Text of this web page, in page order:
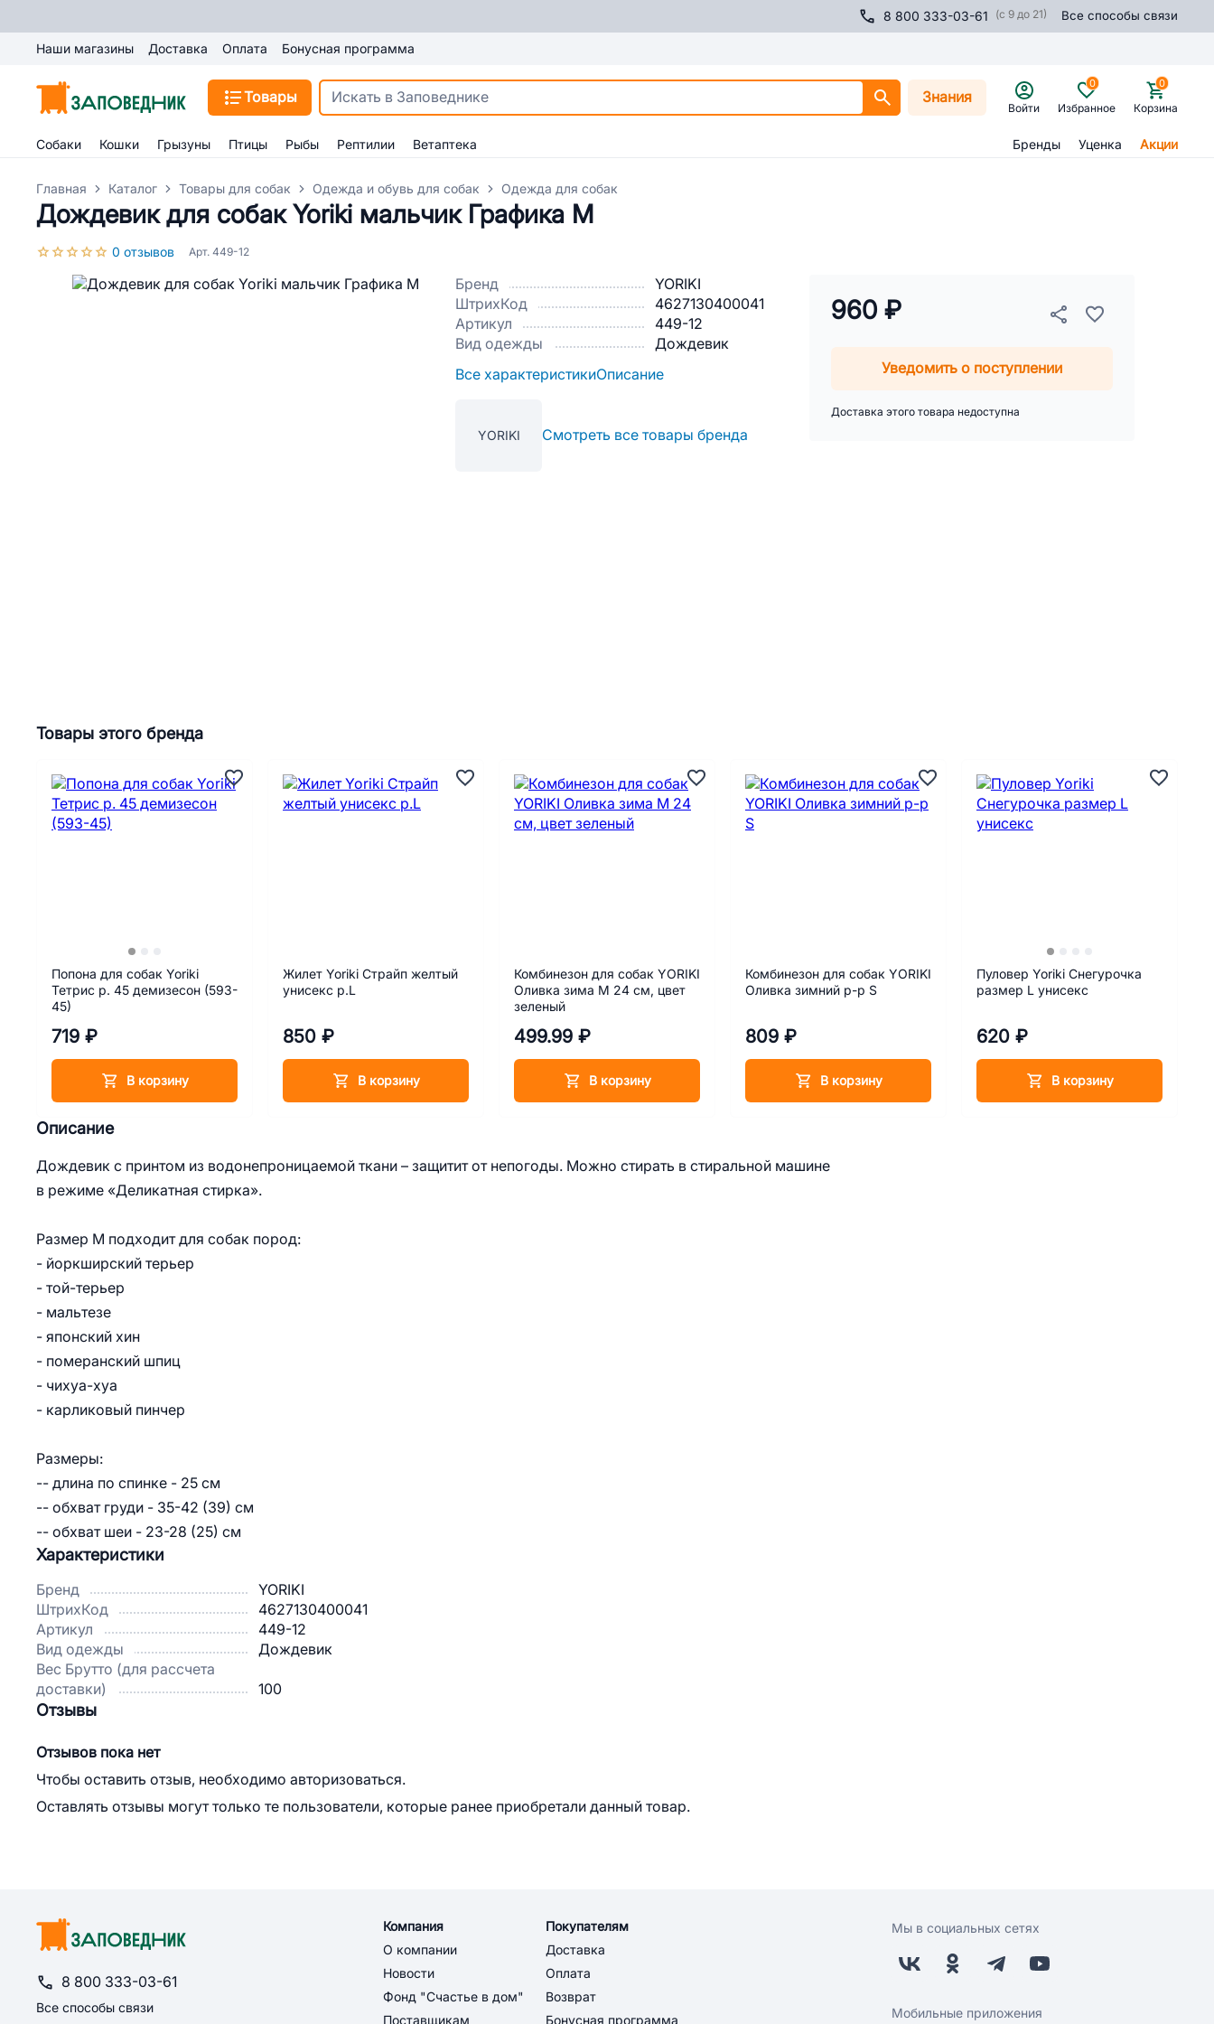
8 800 333-03-61 (с 9 до 21) Все способы связи
Наши магазины Доставка Оплата Бонусная программа
Товары Знания
Войти Избранное
0
Корзина
0
Собаки Кошки Грызуны Птицы Рыбы Рептилии Ветаптека Бренды Уценка Акции
Главная Каталог Товары для собак Одежда и обувь для собак Одежда для собак
Дождевик для собак Yoriki мальчик Графика M
0 отзывов Арт. 449-12
Бренд
YORIKI
ШтрихКод
4627130400041
Артикул
449-12
Вид одежды
Дождевик
Все характеристикиОписание
YORIKI Смотреть все товары бренда
960 ₽
Уведомить о поступлении
Доставка этого товара недоступна
Описание
Дождевик с принтом из водонепроницаемой ткани – защитит от непогоды. Можно стирать в стиральной машине
в режиме «Деликатная стирка».
Размер М подходит для собак пород:
- йоркширский терьер
- той-терьер
- мальтезе
- японский хин
- померанский шпиц
- чихуа-хуа
- карликовый пинчер
Размеры:
-- длина по спинке - 25 см
-- обхват груди - 35-42 (39) см
-- обхват шеи - 23-28 (25) см
Товары этого бренда
Попона для собак Yoriki
Тетрис р. 45 демизесон (593-
45)
719 ₽
В корзину
Жилет Yoriki Страйп желтый
унисекс р.L
850 ₽
В корзину
Комбинезон для собак YORIKI
Оливка зима M 24 см, цвет
зеленый
499.99 ₽
В корзину
Комбинезон для собак YORIKI
Оливка зимний р-р S
809 ₽
В корзину
Пуловер Yoriki Снегурочка
размер L унисекс
620 ₽
В корзину
Характеристики
Бренд
YORIKI
ШтрихКод
4627130400041
Артикул
449-12
Вид одежды
Дождевик
Вес Брутто (для рассчета
доставки)
100
Отзывы
Отзывов пока нет
Чтобы оставить отзыв, необходимо авторизоваться.
Оставлять отзывы могут только те пользователи, которые ранее приобретали данный товар.
8 800 333-03-61
Все способы связи
Компания
О компании
Новости
Фонд "Счастье в дом"
Поставщикам
Покупателям
Доставка
Оплата
Возврат
Бонусная программа
Мы в социальных сетях
Мобильные приложения